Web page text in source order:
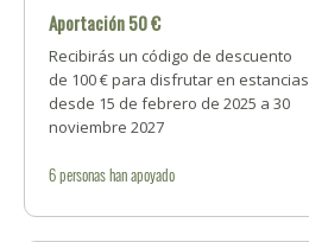
Aportación 50 €
Recibirás un código de descuento
de 100 € para disfrutar en estancias
desde 15 de febrero de 2025 a 30
noviembre 2027
6personashan apoyado